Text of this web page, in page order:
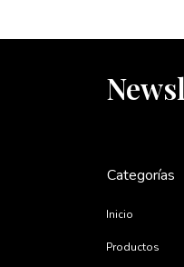
Categorías
Inicio
Productos